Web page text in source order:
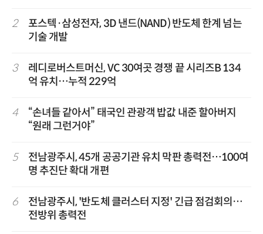
2
포스텍·삼성전자, 3D 낸드(NAND) 반도체 한계 넘는
기술 개발
3
레디로버스트머신, VC 30여곳 경쟁 끝 시리즈B 134
억 유치…누적 229억
4
“손녀들 같아서” 태국인 관광객 밥값 내준 할아버지
“원래 그런거야”
5
전남광주시, 45개 공공기관 유치 막판 총력전…100여
명 추진단 확대 개편
6
전남광주시, '반도체 클러스터 지정' 긴급 점검회의…
전방위 총력전